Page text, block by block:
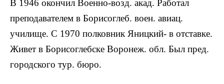
В 1946 окончил Военно-возд. акад. Ра­ботал
преподавателем в Борисоглеб. во­ен. авиац.
училище. С 1970 полковник Яницкий- в отставке.
Живет в Борисоглебске Воронеж. обл. Был пред.
городского тур. бюро.